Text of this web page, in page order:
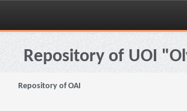
Skip
navigationRepository of UOI
Repository of OAI